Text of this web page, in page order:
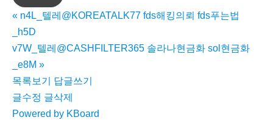
« n4L_텔레@KOREATALK77 fds해킹의뢰 fds푸는법
_h5D
v7W_텔레@CASHFILTER365 솔라나현금화 sol현금화
_e8M »
목록보기 답글쓰기
글수정 글삭제
Powered by KBoard